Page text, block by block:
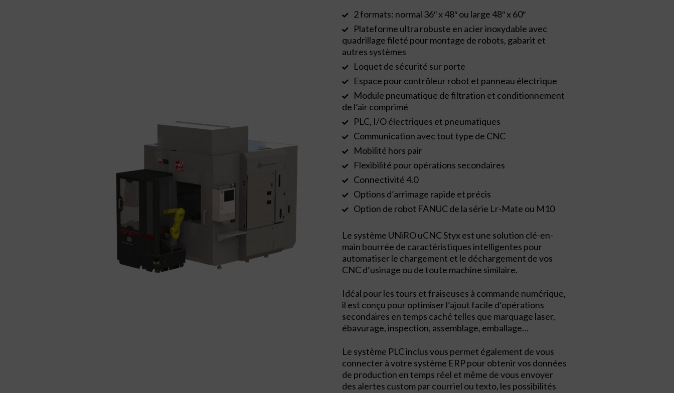
2 formats: normal 36″ x 48″ ou large 48″ x 60″
Plateforme ultra robuste en acier inoxydable avec
quadrillage fileté pour montage de robots, gabarit et
autres systèmes
Loquet de sécurité sur porte
Espace pour contrôleur robot et panneau électrique
Module pneumatique de filtration et conditionnement
de l’air comprimé
PLC, I/O électriques et pneumatiques
Communication avec tout type de CNC
Mobilité hors pair
Flexibilité pour opérations secondaires
Connectivité 4.0
Options d’arrimage rapide et précis
Option de robot FANUC de la série Lr-Mate ou M10
Le système UNiRO uCNC Styx est une solution clé-en-
main bourrée de caractéristiques intelligentes pour
automatiser le chargement et le déchargement de vos
CNC d’usinage ou de toute machine similaire.
Idéal pour les tours et fraiseuses à commande numérique,
il est conçu pour optimiser l’ajout facile d’opérations
secondaires en temps caché telles que marquage laser,
ébavurage, inspection, assemblage, emballage…
Le système PLC inclus vous permet également de vous
connecter à votre système ERP pour obtenir vos données
de production en temps réel et même de vous envoyer
des alertes custom par courriel ou texto, les possibilités